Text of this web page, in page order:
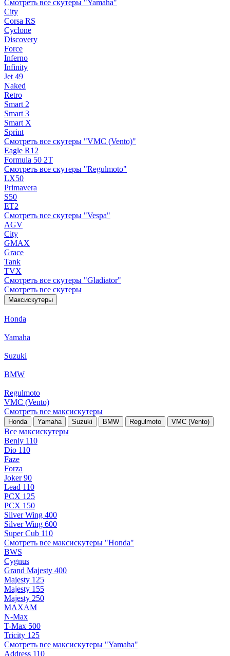
Смотреть все скутеры "Yamaha"
City
Corsa RS
Cyclone
Discovery
Force
Inferno
Infinity
Jet 49
Naked
Retro
Smart 2
Smart 3
Smart X
Sprint
Смотреть все скутеры "VMC (Vento)"
Eagle R12
Formula 50 2Т
Смотреть все скутеры "Regulmoto"
LX50
Primavera
S50
ET2
Смотреть все скутеры "Vespa"
AGV
City
GMAX
Grace
Tank
TVX
Смотреть все скутеры "Gladiator"
Смотреть все скутеры
Максискутеры
Honda
Yamaha
Suzuki
BMW
Regulmoto
VMC (Vento)
Смотреть все максискутеры
Honda Yamaha Suzuki BMW Regulmoto VMC (Vento)
Все максискутеры
Benly 110
Dio 110
Faze
Forza
Joker 90
Lead 110
PCX 125
PCX 150
Silver Wing 400
Silver Wing 600
Super Cub 110
Смотреть все максискутеры "Honda"
BWS
Cygnus
Grand Majesty 400
Majesty 125
Majesty 155
Majesty 250
MAXAM
N-Max
T-Max 500
Tricity 125
Смотреть все максискутеры "Yamaha"
Address 110